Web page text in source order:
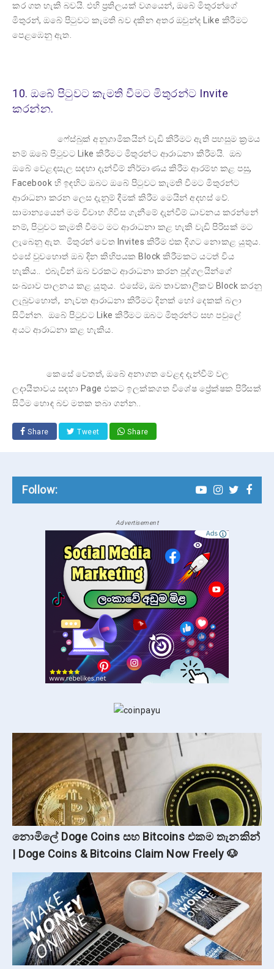
කර ගත හැකි බවයි. එහි ප්‍රතිලයක් වශයෙන්, ඔබේ මිතුරන්ගේ
මිතුරන්, ඔබේ පිටුවට කැමති බව දකින අතර ඔවුන්ද Like කිරීමට
පෙළඹෙනු ඇත.
10. ඔබේ පිටුවට කැමති වීමට මිතුරන්ට Invite
කරන්න.
ෆේස්බුක් අනුගාමිකයින් වැඩි කිරීමට ඇති පහසුම ක්‍රමය
නම් ඔබේ පිටුවට Like කිරීමට මිතුරන්ට ආරාධනා කිරීමයි. ඔබ
ඔබේ වෙළඳසැල සඳහා දැන්වීම් නිර්මාණය කිරීම ආරම්භ කළ පසු,
Facebook හි ඉඳහිට ඔබට ඔබේ පිටුවට කැමති වීමට මිතුරන්ට
ආරාධනා කරන ලෙස දැනුම් දීමක් කිරීම මෙයින් අදහස් වේ.
සාමාන්‍යයෙන් මම විවාහ ගිවිස ගැනීමේ දැන්වීම් ධාවනය කරන්නේ
නම්, පිටුවට කැමති වීමට මට ආරාධනා කළ හැකි වැඩි පිරිසක් මට
ලැබෙනු ඇත. මිතුරන් වෙත Invites කිරීම එක දිගට නොකළ යුතුය.
එසේ වුවහොත් ඔබ දින කිහිපයක Block කිරීමකට යටත් විය
හැකිය.. එබැවින් ඔබ වරකට ආරාධනා කරන පුද්ගලයින්ගේ
සංඛ්‍යාව පාලනය කළ යුතුය. එසේම, ඔබ තාවකාලිකව Block කරනු
ලැබුවහොත්, නැවත ආරාධනා කිරීමට දිනක් හෝ දෙකක් බලා
සිටින්න. ඔබේ පිටුවට Like කිරීමට ඔබට මිතුරන්ට සහ පවුලේ
අයට ආරාධනා කළ හැකිය.
කෙසේ වෙතත්, ඔබේ අනාගත වෙළඳ දැන්වීම් වල
ලදායීතාවය සඳහා Page එකට ඉලක්කගත විශේෂ ප්‍රේක්ෂක පිරිසක්
සිටීම හොඳ බව මතක තබා ගන්න..
Share Tweet Share
Follow:
Advertisement
නොමිලේ Doge Coins සහ Bitcoins එකම තැනකින්
| Doge Coins & Bitcoins Claim Now Freely 🐶